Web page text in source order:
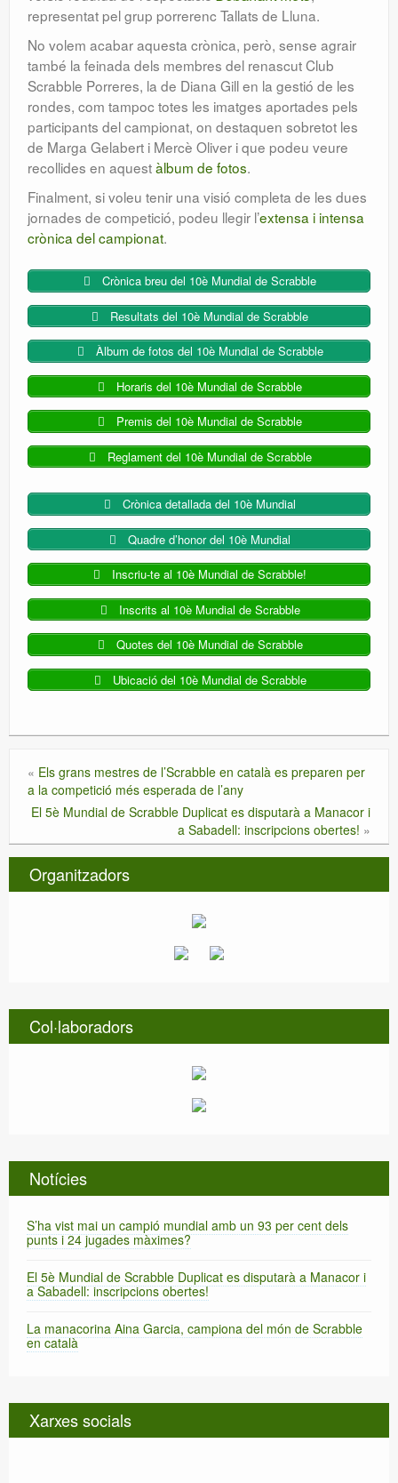
representat pel grup porrerenc Tallats de Lluna.
No volem acabar aquesta crònica, però, sense agrair
també la feinada dels membres del renascut Club
Scrabble Porreres, la de Diana Gill en la gestió de les
rondes, com tampoc totes les imatges aportades pels
participants del campionat, on destaquen sobretot les
de Marga Gelabert i Mercè Oliver i que podeu veure
recollides en aquestàlbum de fotos.
Finalment, si voleu tenir una visió completa de les dues
jornades de competició, podeu llegir l’extensa i intensa
crònica del campionat.
Crònica breu del 10è Mundial de Scrabble
Resultats del 10è Mundial de Scrabble
Àlbum de fotos del 10è Mundial de Scrabble
Horaris del 10è Mundial de Scrabble
Premis del 10è Mundial de Scrabble
Reglament del 10è Mundial de Scrabble
Crònica detallada del 10è Mundial
Quadre d’honor del 10è Mundial
Inscriu-te al 10è Mundial de Scrabble!
Inscrits al 10è Mundial de Scrabble
Quotes del 10è Mundial de Scrabble
Ubicació del 10è Mundial de Scrabble
« Els grans mestres de l’Scrabble en català es preparen per
a la competició més esperada de l’any
El 5è Mundial de Scrabble Duplicat es disputarà a Manacor i
a Sabadell: inscripcions obertes! »
Organitzadors
Col·laboradors
Notícies
S’ha vist mai un campió mundial amb un 93 per cent dels
punts i 24 jugades màximes?
El 5è Mundial de Scrabble Duplicat es disputarà a Manacor i
a Sabadell: inscripcions obertes!
La manacorina Aina Garcia, campiona del món de Scrabble
en català
Xarxes socials